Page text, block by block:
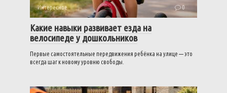
Интересное 0
Какие навыки развивает езда на
велосипеде у дошкольников
Первые самостоятельные передвижения ребёнка на улице — это
всегда шаг к новому уровню свободы.